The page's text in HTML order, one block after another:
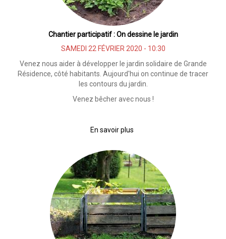
Chantier participatif : On dessine le jardin
SAMEDI 22 FÉVRIER 2020 - 10:30
Venez nous aider à développer le jardin solidaire de Grande
Résidence, côté habitants. Aujourd'hui on continue de tracer
les contours du jardin.
Venez bêcher avec nous !
En savoir plus
:
On
dessine
le
jardin